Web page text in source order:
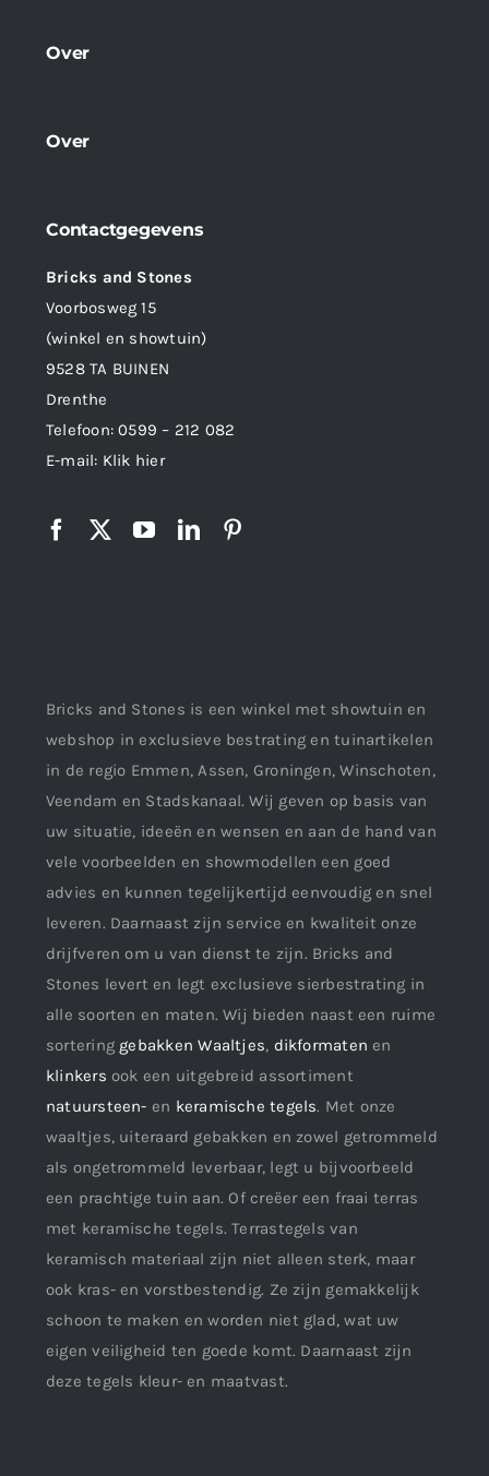
Over
Over
Contactgegevens
Bricks and Stones
Voorbosweg 15
(winkel en showtuin)
9528 TA BUINEN
Drenthe
Telefoon:0599 – 212 082
E-mail: Klik hier
Bricks and Stones is een winkel met showtuin en
webshop in exclusieve bestrating en tuinartikelen
in de regio Emmen, Assen, Groningen, Winschoten,
Veendam en Stadskanaal. Wij geven op basis van
uw situatie, ideeën en wensen en aan de hand van
vele voorbeelden en showmodellen een goed
advies en kunnen tegelijkertijd eenvoudig en snel
leveren. Daarnaast zijn service en kwaliteit onze
drijfveren om u van dienst te zijn. Bricks and
Stones levert en legt exclusieve sierbestrating in
alle soorten en maten. Wij bieden naast een ruime
sortering gebakken Waaltjes, dikformaten en
klinkers ook een uitgebreid assortiment
natuursteen- en keramische tegels. Met onze
waaltjes, uiteraard gebakken en zowel getrommeld
als ongetrommeld leverbaar, legt u bijvoorbeeld
een prachtige tuin aan. Of creëer een fraai terras
met keramische tegels. Terrastegels van
keramisch materiaal zijn niet alleen sterk, maar
ook kras- en vorstbestendig. Ze zijn gemakkelijk
schoon te maken en worden niet glad, wat uw
eigen veiligheid ten goede komt. Daarnaast zijn
deze tegels kleur- en maatvast.